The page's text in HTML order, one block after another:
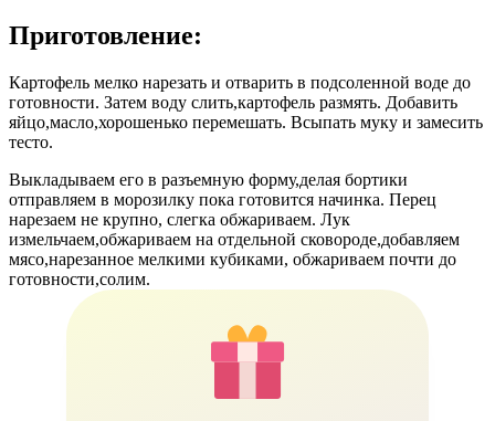
Приготовление:
Картофель мелко нарезать и отварить в подсоленной воде до
готовности. Затем воду слить,картофель размять. Добавить
яйцо,масло,хорошенько перемешать. Всыпать муку и замесить
тесто.
Выкладываем его в разъемную форму,делая бортики
отправляем в морозилку пока готовится начинка. Перец
нарезаем не крупно, слегка обжариваем. Лук
измельчаем,обжариваем на отдельной сковороде,добавляем
мясо,нарезанное мелкими кубиками, обжариваем почти до
готовности,солим.